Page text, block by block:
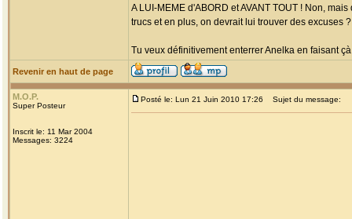
A LUI-MEME d'ABORD et AVANT TOUT ! Non,
trucs et en plus, on devrait lui trouver des excuses ?
Tu veux définitivement enterrer Anelka en faisant
Revenir en haut de page
M.O.P.
Super Posteur
Inscrit le: 11 Mar 2004
Messages: 3224
Posté le: Lun 21 Juin 2010 17:26 Sujet du message: